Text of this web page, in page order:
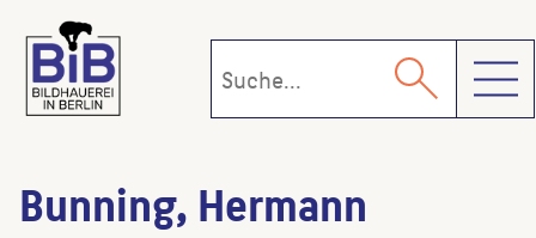
Bunning, Hermann